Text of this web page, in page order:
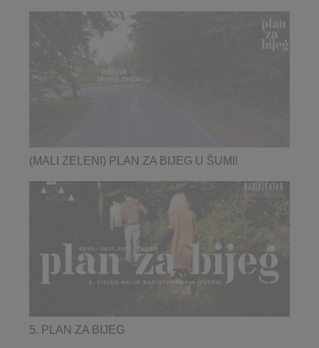
(MALI ZELENI) PLAN ZA BIJEG U ŠUMI!
5. PLAN ZA BIJEG